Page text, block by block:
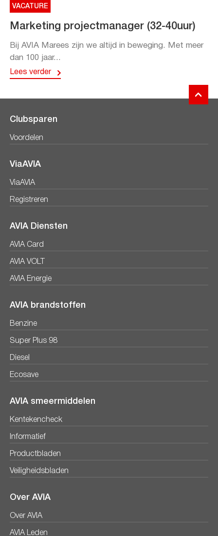
VACATURE
Marketing projectmanager (32-40uur)
Bij AVIA Marees zijn we altijd in beweging. Met meer
dan 100 jaar...
Lees verder
Clubsparen
Voordelen
ViaAVIA
ViaAVIA
Registreren
AVIA Diensten
AVIA Card
AVIA VOLT
AVIA Energie
AVIA brandstoffen
Benzine
Super Plus 98
Diesel
Ecosave
AVIA smeermiddelen
Kentekencheck
Informatief
Productbladen
Veiligheidsbladen
Over AVIA
Over AVIA
AVIA Leden